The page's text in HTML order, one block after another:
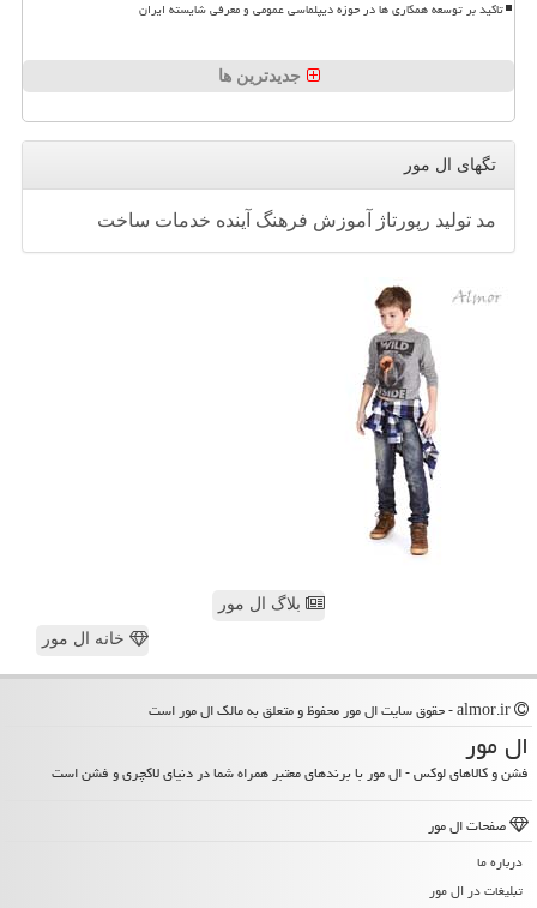
تاکید بر توسعه همکاری ها در حوزه دیپلماسی عمومی و معرفی شایسته ایران
جدیدترین ها
تگهای ال مور
مد تولید رپورتاژ آموزش فرهنگ آینده خدمات ساخت
بلاگ ال مور
خانه ال مور
ال مور
فشن و کالاهای لوکس - ال مور با برندهای معتبر همراه شما در دنیای لاکچری و فشن است
صفحات ال مور
درباره ما
تبلیغات در ال مور